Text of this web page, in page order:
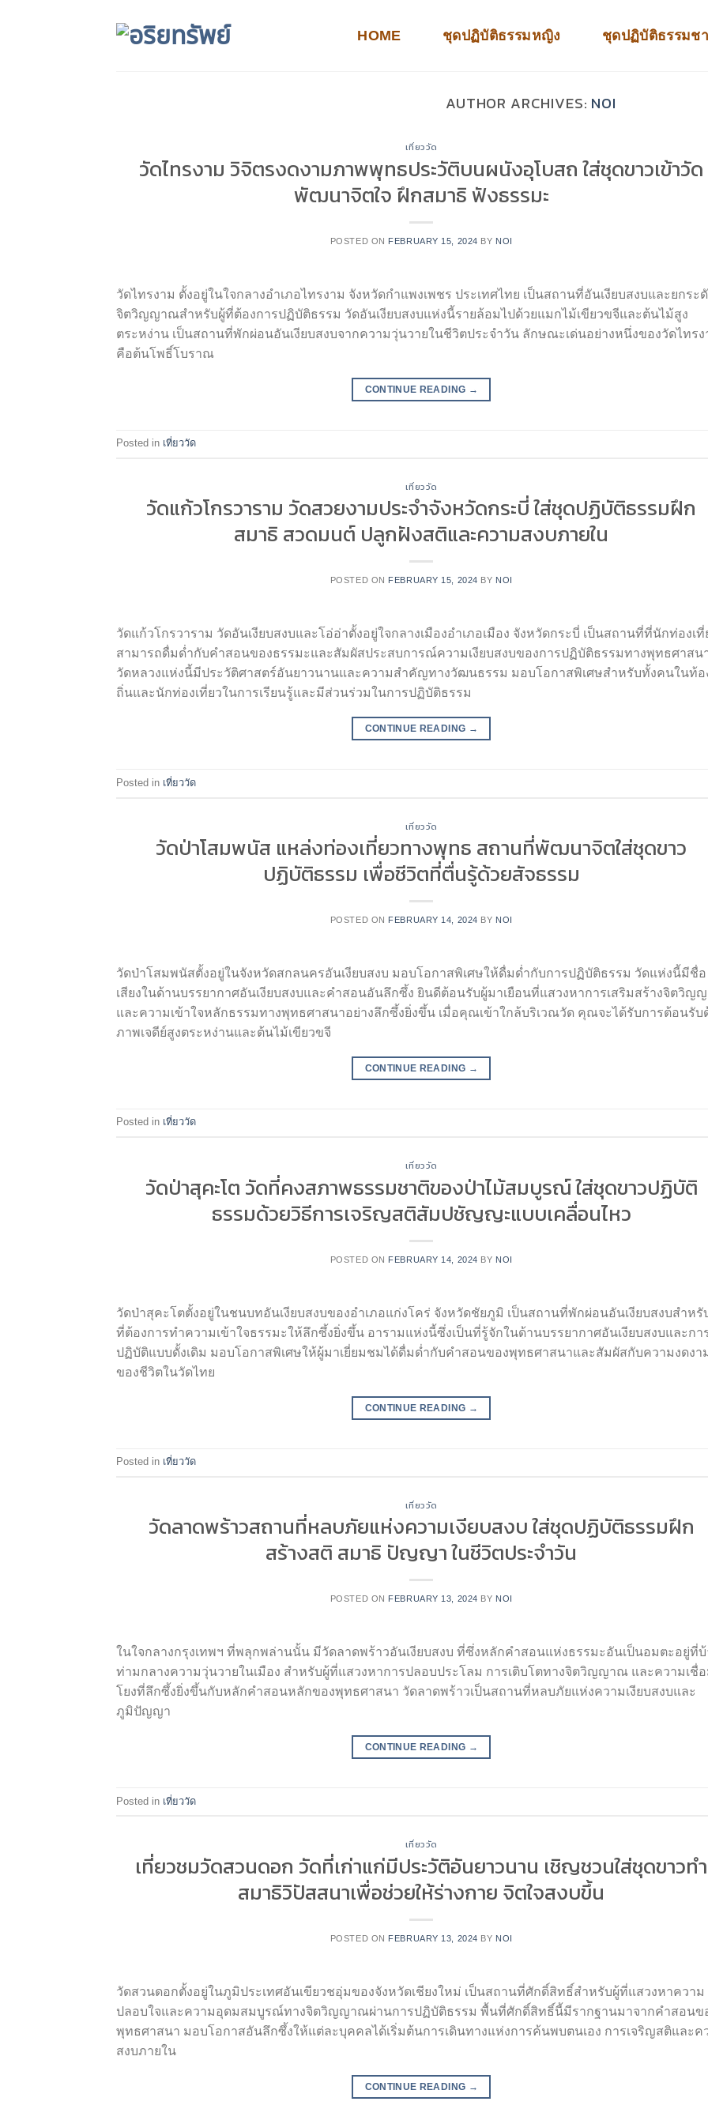
HOME ชุดปฏิบัติธรรมหญิง ชุดปฏิบัติธรรมช
AUTHOR ARCHIVES: NOI
เที่ยววัด
วัดไทรงาม วิจิตรงดงามภาพพุทธประวัติบนผนังอุโบสถ ใส่ชุดขาวเข้าวัด
พัฒนาจิตใจ ฝึกสมาธิ ฟังธรรมะ
POSTED ON FEBRUARY 15, 2024 BY NOI
วัดไทรงาม ตั้งอยู่ในใจกลางอำเภอไทรงาม จังหวัดกำแพงเพชร ประเทศไทย เป็นสถานที่อันเงียบสงบและยกระ
จิตวิญญาณสำหรับผู้ที่ต้องการปฏิบัติธรรม วัดอันเงียบสงบแห่งนี้รายล้อมไปด้วยแมกไม้เขียวขจีและต้นไม้สูง
ตระหง่าน เป็นสถานที่พักผ่อนอันเงียบสงบจากความวุ่นวายในชีวิตประจำวัน ลักษณะเด่นอย่างหนึ่งของวัดไทรง
คือต้นโพธิ์โบราณ
CONTINUE READING →
Posted in เที่ยววัด
เที่ยววัด
วัดแก้วโกรวาราม วัดสวยงามประจำจังหวัดกระบี่ ใส่ชุดปฏิบัติธรรมฝึก
สมาธิ สวดมนต์ ปลูกฝังสติและความสงบภายใน
POSTED ON FEBRUARY 15, 2024 BY NOI
วัดแก้วโกรวาราม วัดอันเงียบสงบและโอ่อ่าตั้งอยู่ใจกลางเมืองอำเภอเมือง จังหวัดกระบี่ เป็นสถานที่ที่นักท่องเที่
สามารถดื่มด่ำกับคำสอนของธรรมะและสัมผัสประสบการณ์ความเงียบสงบของการปฏิบัติธรรมทางพุทธศาสน
วัดหลวงแห่งนี้มีประวัติศาสตร์อันยาวนานและความสำคัญทางวัฒนธรรม มอบโอกาสพิเศษสำหรับทั้งคนในท้อ
ถิ่นและนักท่องเที่ยวในการเรียนรู้และมีส่วนร่วมในการปฏิบัติธรรม
CONTINUE READING →
Posted in เที่ยววัด
เที่ยววัด
วัดป่าโสมพนัส แหล่งท่องเที่ยวทางพุทธ สถานที่พัฒนาจิตใส่ชุดขาว
ปฏิบัติธรรม เพื่อชีวิตที่ตื่นรู้ด้วยสัจธรรม
POSTED ON FEBRUARY 14, 2024 BY NOI
วัดป่าโสมพนัสตั้งอยู่ในจังหวัดสกลนครอันเงียบสงบ มอบโอกาสพิเศษให้ดื่มด่ำกับการปฏิบัติธรรม วัดแห่งนี้มีชื่อ
เสียงในด้านบรรยากาศอันเงียบสงบและคำสอนอันลึกซึ้ง ยินดีต้อนรับผู้มาเยือนที่แสวงหาการเสริมสร้างจิตวิญ
และความเข้าใจหลักธรรมทางพุทธศาสนาอย่างลึกซึ้งยิ่งขึ้น เมื่อคุณเข้าใกล้บริเวณวัด คุณจะได้รับการต้อนรับ
ภาพเจดีย์สูงตระหง่านและต้นไม้เขียวขจี
CONTINUE READING →
Posted in เที่ยววัด
เที่ยววัด
วัดป่าสุคะโต วัดที่คงสภาพธรรมชาติของป่าไม้สมบูรณ์ ใส่ชุดขาวปฏิบัติ
ธรรมด้วยวิธีการเจริญสติสัมปชัญญะแบบเคลื่อนไหว
POSTED ON FEBRUARY 14, 2024 BY NOI
วัดป่าสุคะโตตั้งอยู่ในชนบทอันเงียบสงบของอำเภอแก่งโคร่ จังหวัดชัยภูมิ เป็นสถานที่พักผ่อนอันเงียบสงบสำหรั
ที่ต้องการทำความเข้าใจธรรมะให้ลึกซึ้งยิ่งขึ้น อารามแห่งนี้ซึ่งเป็นที่รู้จักในด้านบรรยากาศอันเงียบสงบและกา
ปฏิบัติแบบดั้งเดิม มอบโอกาสพิเศษให้ผู้มาเยี่ยมชมได้ดื่มด่ำกับคำสอนของพุทธศาสนาและสัมผัสกับความงดงา
ของชีวิตในวัดไทย
CONTINUE READING →
Posted in เที่ยววัด
เที่ยววัด
วัดลาดพร้าวสถานที่หลบภัยแห่งความเงียบสงบ ใส่ชุดปฏิบัติธรรมฝึก
สร้างสติ สมาธิ ปัญญา ในชีวิตประจำวัน
POSTED ON FEBRUARY 13, 2024 BY NOI
ในใจกลางกรุงเทพฯ ที่พลุกพล่านนั้น มีวัดลาดพร้าวอันเงียบสงบ ที่ซึ่งหลักคำสอนแห่งธรรมะอันเป็นอมตะอยู่ที่
ท่ามกลางความวุ่นวายในเมือง สำหรับผู้ที่แสวงหาการปลอบประโลม การเติบโตทางจิตวิญญาณ และความเชื่
โยงที่ลึกซึ้งยิ่งขึ้นกับหลักคำสอนหลักของพุทธศาสนา วัดลาดพร้าวเป็นสถานที่หลบภัยแห่งความเงียบสงบและ
ภูมิปัญญา
CONTINUE READING →
Posted in เที่ยววัด
เที่ยววัด
เที่ยวชมวัดสวนดอก วัดที่เก่าแก่มีประวัติอันยาวนาน เชิญชวนใส่ชุดขาวทำ
สมาธิวิปัสสนาเพื่อช่วยให้ร่างกาย จิตใจสงบขึ้น
POSTED ON FEBRUARY 13, 2024 BY NOI
วัดสวนดอกตั้งอยู่ในภูมิประเทศอันเขียวชอุ่มของจังหวัดเชียงใหม่ เป็นสถานที่ศักดิ์สิทธิ์สำหรับผู้ที่แสวงหาความ
ปลอบใจและความอุดมสมบูรณ์ทางจิตวิญญาณผ่านการปฏิบัติธรรม พื้นที่ศักดิ์สิทธิ์นี้มีรากฐานมาจากคำสอนข
พุทธศาสนา มอบโอกาสอันลึกซึ้งให้แต่ละบุคคลได้เริ่มต้นการเดินทางแห่งการค้นพบตนเอง การเจริญสติและค
สงบภายใน
CONTINUE READING →